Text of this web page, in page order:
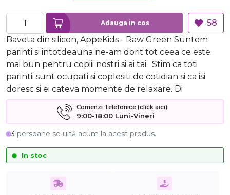
Adauga in cos
58
Baveta din silicon, AppeKids - Raw Green Suntem
parinti si intotdeauna ne-am dorit tot ceea ce este
mai bun pentru copiii nostri si ai tai. Stim ca toti
parintii sunt ocupati si coplesiti de cotidian si ca isi
doresc si ei cateva momente de relaxare. Di
Comenzi Telefonice (click aici):
9:00-18:00 Luni-Vineri
3 persoane se uită acum la acest produs.
In stoc